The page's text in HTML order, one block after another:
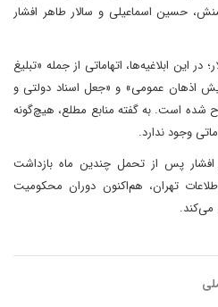
حسین اسماعیلی و سالار طاهر افشار
در این ابلاغیه‌ها، اتهاماتی از جمله «تبلیغ
اذهان عمومی» و «جعل اسناد دولتی و
است. به گفته منابع مطلع، هیچ‌گونه
وجود ندارد.
افشار پس از تحمل چندین ماه بازداشت
تهران، هم‌اکنون دوران محکومیت
می‌کند.